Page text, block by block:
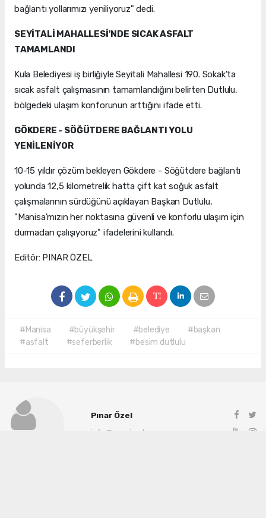
bağlantı yollarımızı yeniliyoruz" dedi.
SEYİTALİ MAHALLESİ'NDE SICAK ASFALT
TAMAMLANDI
Kula Belediyesi iş birliğiyle Seyitali Mahallesi 190. Sokak'ta
sıcak asfalt çalışmasının tamamlandığını belirten Dutlulu,
bölgedeki ulaşım konforunun arttığını ifade etti.
GÖKDERE - SÖĞÜTDERE BAĞLANTI YOLU
YENİLENİYOR
10-15 yıldır çözüm bekleyen Gökdere - Söğütdere bağlantı
yolunda 12,5 kilometrelik hatta çift kat soğuk asfalt
çalışmalarının sürdüğünü açıklayan Başkan Dutlulu,
"Manisa'mızın her noktasına güvenli ve konforlu ulaşım için
durmadan çalışıyoruz" ifadelerini kullandı.
Editör: PINAR ÖZEL
#Manisa #büyükşehir #belediye
#başkan
#asfalt
#seferberlik #besim dutlulu
Pınar Özel
info@manisadenge.com